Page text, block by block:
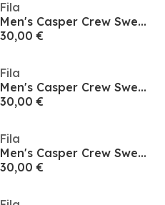
Fila
Men's Casper Crew Sweatshirt
30,00 €
Fila
Men's Casper Crew Sweatshirt
30,00 €
Fila
Men's Casper Crew Sweatshirt
30,00 €